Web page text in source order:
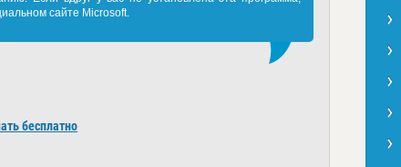
сайте Microsoft.
бесплатно